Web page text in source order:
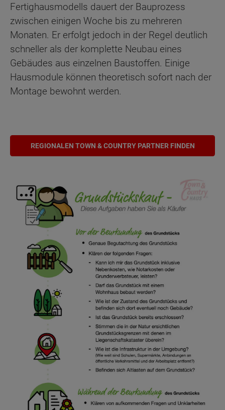
Fertighausmodells dauert der Bauprozess
zwischen einigen Woche bis zu mehreren
Monaten. Er erfolgt jedoch in der Regel deutlich
schneller als der komplette Neubau eines
Gebäudes aus einzelnen Baustoffen. Einige
Hausmodule können theoretisch sofort nach der
Montage bewohnt werden.
REGIONALEN TOWN & COUNTRY PARTNER FINDEN